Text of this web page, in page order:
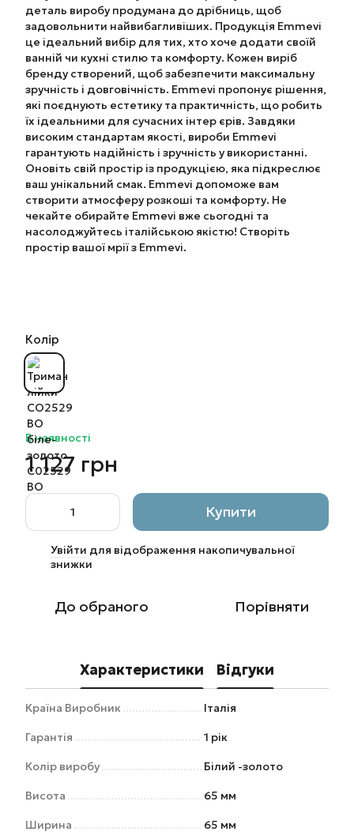
деталь виробу продумана до дрібниць, щоб
задовольнити найвибагливіших. Продукція Emmevi
це ідеальний вибір для тих, хто хоче додати своїй
ванній чи кухні стилю та комфорту. Кожен виріб
бренду створений, щоб забезпечити максимальну
зручність і довговічність. Emmevi пропонує рішення,
які поєднують естетику та практичність, що робить
їх ідеальними для сучасних інтер єрів. Завдяки
високим стандартам якості, вироби Emmevi
гарантують надійність і зручність у використанні.
Оновіть свій простір із продукцією, яка підкреслює
ваш унікальний смак. Emmevi допоможе вам
створити атмосферу розкоші та комфорту. Не
чекайте обирайте Emmevi вже сьогодні та
насолоджуйтесь італійською якістю! Створіть
простір вашої мрії з Emmevi.
Колір
В наявності
1 127 грн
Купити
Увійти для відображення накопичувальної
знижки
До обраного Порівняти
Характеристики Відгуки
Країна Виробник Італія
Гарантія 1 рік
Колір виробу Білий -золото
Висота 65 мм
Ширина 65 мм